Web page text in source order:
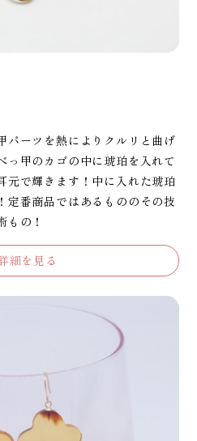
パーツを熱によりクルリと曲げ
っ甲のカゴの中に琥珀を入れて
元で輝きます！中に入れた琥珀
定番商品ではあるもののその技
の！
細を見る